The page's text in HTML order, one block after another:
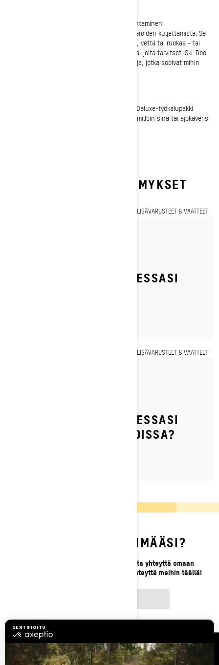
Kätevän Ski-Doo Deep Snow Pro -laukun asentaminen
moottorikelkkaan helpottaa ylimääräisten tavaroiden kuljettamista. Se
voi olla ylimääräinen pari hanskoja, suojalasit, vettä tai ruokaa - tai
mitä tahansa muita välttämättömiä tarvikkeita, joita tarvitset. Ski-Doo
tarjoaa täyden valikoiman LinQ-kuormalaukkuja, jotka sopivat mihin
Jokainen ajoneuvo tarvitsee työkalupakin, ja Deluxe-työkalupakki
täyttää kaikki tarpeesi. Koskaan ei voi tietää, milloin sinä tai ajokaverisi
USEIN KYSYTYT KYSYMYKSET
LISÄVARUSTEET & VAATTEET
MOOTTORIKELKKAILLESSASI
LISÄVARUSTEET & VAATTEET
MOOTTORIKELKKAILLESSASI
SYRJÄISISSÄ MAASTOISSA?
ETKÖ LÖYDÄ ETSIMÄÄSI?
Jos et vieläkään löydä etsimääsi, ota yhteyttä omaan
paikalliseen jälleenmyyjääsi tai ota yhteyttä meihin täällä!
Resurssit